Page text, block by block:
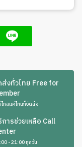
งทั่วไทย Free for
ไกลแค่ไหนก็จัดส่ง
ารช่วยเหลือ Call
- 21:00 ทุกวัน